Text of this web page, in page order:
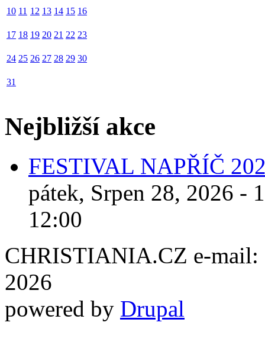
10 11 12 13 14 15 16
17 18 19 20 21 22 23
24 25 26 27 28 29 30
31
Nejbližší akce
FESTIVAL NAPŘÍČ
pátek, Srpen 28, 2026 -
12:00
CHRISTIANIA.CZ e-mail:
2026
powered by Drupal